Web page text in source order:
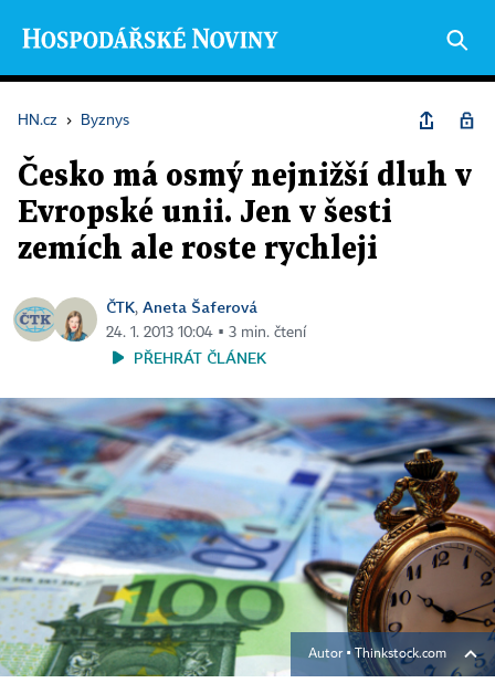
HN.cz › Byznys
Česko má osmý nejnižší dluh v
Evropské unii. Jen v šesti
zemích ale roste rychleji
ČTK, Aneta Šaferová
24. 1. 2013 10:04 ▪ 3 min. čtení
PŘEHRÁT ČLÁNEK
Autor ▪Thinkstock.com